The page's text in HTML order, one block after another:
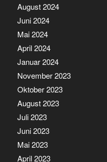
August 2024
Juni 2024
Mai 2024
April 2024
Januar 2024
November 2023
Oktober 2023
August 2023
Juli 2023
Juni 2023
Mai 2023
April 2023